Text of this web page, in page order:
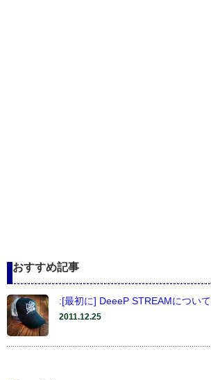
おすすめ記事
:[最初に] DeeeP STREAMについて
2011.12.25